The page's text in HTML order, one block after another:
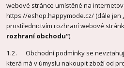
webové stránce umístěné na
https://eshop.happymode.cz/ (dále jen
prostřednictvím rozhraní webové
rozhraní obchodu“).
1.2. Obchodní podmínky se
která má v úmyslu nakoupit zboží od